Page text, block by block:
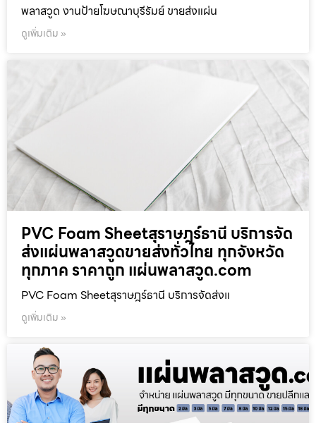
พลาสวูด งานป้ายโฆษณาบุรีรัมย์ ขายส่งแผ่น
ดูเพิ่มเติม »
PVC Foam Sheetสุราษฎร์ธานี บริการจัด
ส่งแผ่นพลาสวูดขายส่งทั่วไทย ทุกจังหวัด
ทุกภาค ราคาถูก แผ่นพลาสวูด.com
PVC Foam Sheetสุราษฎร์ธานี บริการจัดส่งแ
ดูเพิ่มเติม »